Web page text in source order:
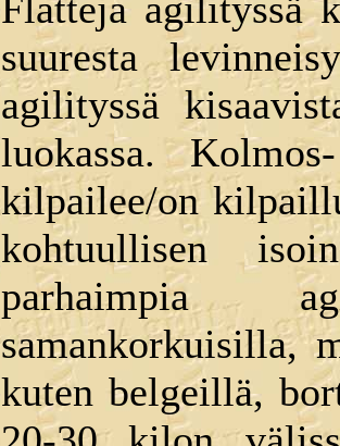
Flatteja agilityssä
suuresta
agilityssä
luokassa.
kilpailee/on
kohtuullisen
parhaimpia
samankorkuisilla,
kuten belgeillä,